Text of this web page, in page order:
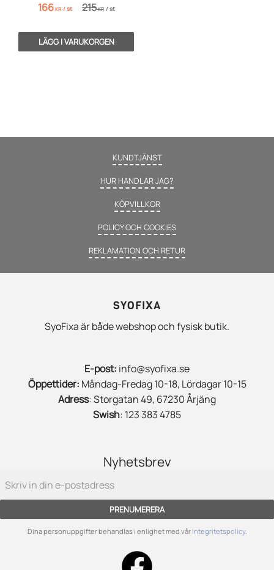
166KR /st 215KR /st
KUNDTJÄNST
HUR HANDLAR JAG?
KÖPVILLKOR
POLICY OCH COOKIES
REKLAMATION OCH RETUR
SYOFIXA
SyoFixa är både webshop och fysisk butik.
E-post: info@syofixa.se
Öppettider: Måndag-Fredag 10-18, Lördagar 10-15
Adress: Storgatan 49, 67230 Årjäng
Swish: 123 383 4785
Nyhetsbrev
PRENUMERERA
Dina personuppgifter behandlas i enlighet med vår integritetspolicy.